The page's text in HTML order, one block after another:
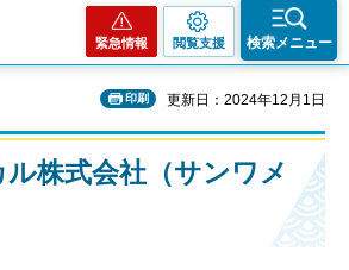
緊急情報 閲覧支援 検索メニュー
印刷 更新日：2024年12月1日
株式会社（サンワメ